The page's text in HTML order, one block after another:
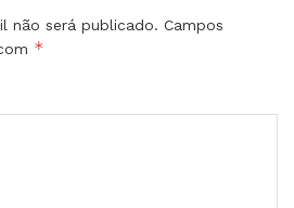
não será publicado. Campos
*